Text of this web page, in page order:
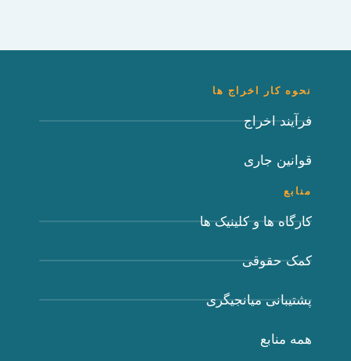
نحوه کار اخراج ها
فرآیند اخراج
قوانین جاری
منابع
کارگاه ها و کلینیک ها
کمک حقوقی
پشتیبانی میانجیگری
همه منابع